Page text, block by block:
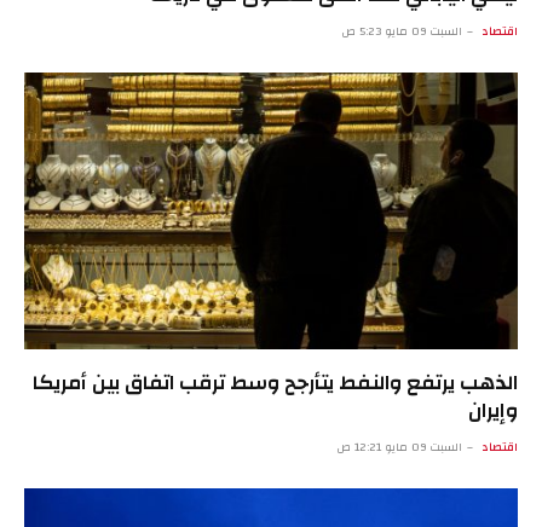
اقتصاد السبت 09 مايو 5:23 ص
الذهب يرتفع والنفط يتأرجح وسط ترقب اتفاق بين أمريكا
وإيران
اقتصاد السبت 09 مايو 12:21 ص